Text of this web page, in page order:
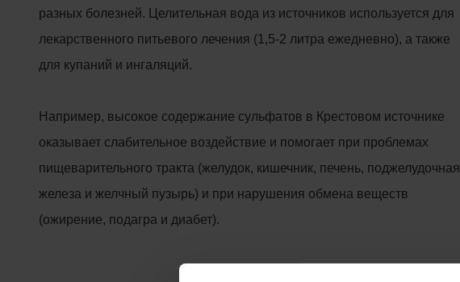
разных болезней. Целительная вода из источников используется для
лекарственного питьевого лечения (1,5-2 литра ежедневно), а также
для купаний и ингаляций.
Например, высокое содержание сульфатов в Крестовом источнике
оказывает слабительное воздействие и помогает при проблемах
пищеварительного тракта (желудок, кишечник, печень, поджелудочная
железа и желчный пузырь) и при нарушения обмена веществ
(ожирение, подагра и диабет).